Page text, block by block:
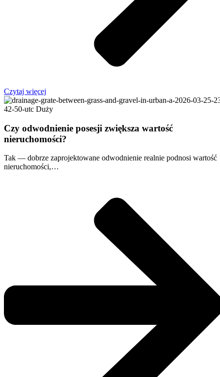
Czytaj więcej
Czy odwodnienie posesji zwiększa wartość
nieruchomości?
Tak — dobrze zaprojektowane odwodnienie realnie podnosi wartość
nieruchomości,…